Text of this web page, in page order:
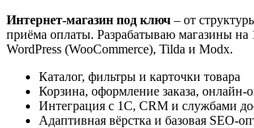
Интернет-магазин под ключ – от
приёма оплаты. Разрабатываю магазины на
WordPress (WooCommerce), Tilda и Modx.
Каталог, фильтры и карточки товара
Корзина, оформление заказа, онлайн-
Интеграция с 1С, CRM и службами
Адаптивная вёрстка и базовая SEO-